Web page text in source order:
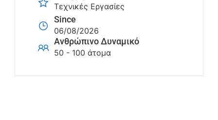
Τεχνικές Εργασίες
Since
06/08/2026
Ανθρώπινο Δυναμικό
50 - 100 άτομα